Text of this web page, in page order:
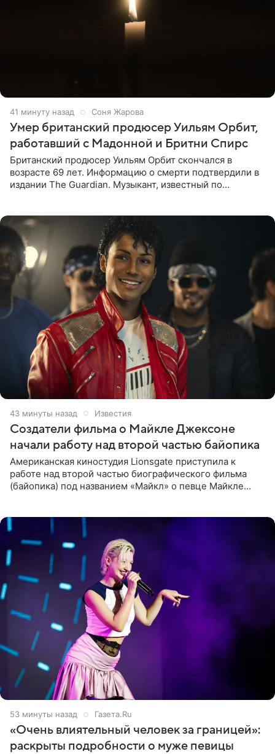
41 минуту назад Соня Жарова
Умер британский продюсер Уильям Орбит,
работавший с Мадонной и Бритни Спирс
Британский продюсер Уильям Орбит скончался в
возрасте 69 лет. Информацию о смерти подтвердили в
издании The Guardian. Музыкант, известный по
43 минуты назад Известия
Создатели фильма о Майкле Джексоне
начали работу над второй частью байопика
Американская киностудия Lionsgate приступила к
работе над второй частью биографического фильма
(байопика) под названием «Майкл» о певце Майкле
53 минуты назад Газета.Ru
«Очень влиятельный человек за границей»:
раскрыты подробности о муже певицы